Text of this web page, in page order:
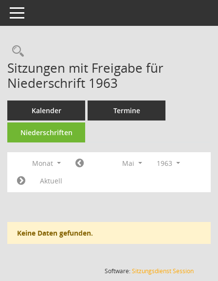
Toggle navigation
Rechercheauswahl
Sitzungen mit Freigabe für
Niederschrift 1963
Kalender Termine
Niederschriften
Monat Mai
1963
Aktuell
Keine Daten gefunden.
Software:SitzungsdienstSession(Wird in